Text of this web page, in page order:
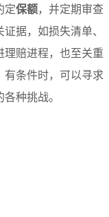
定保额，并定期审查
据，如损失清单、
赔进程，也至关重
条件时，可以寻求
种挑战。